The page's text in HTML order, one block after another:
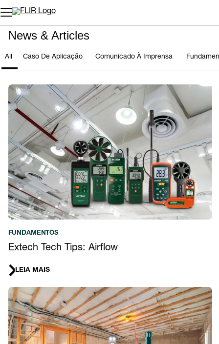
News & Articles
All Caso De Aplicação Comunicado À Imprensa
FUNDAMENTOS
Extech Tech Tips: Airflow
LEIA MAIS